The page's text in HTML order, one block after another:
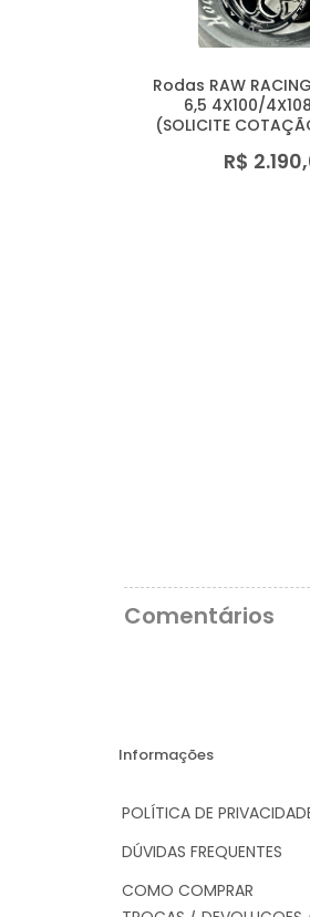
Rodas RAW
6,5 4X100/
(SOLICITE
R$
Comentários
Informações
POLÍTICA DE
DÚVIDAS FREQUENTES
COMO COMPRAR